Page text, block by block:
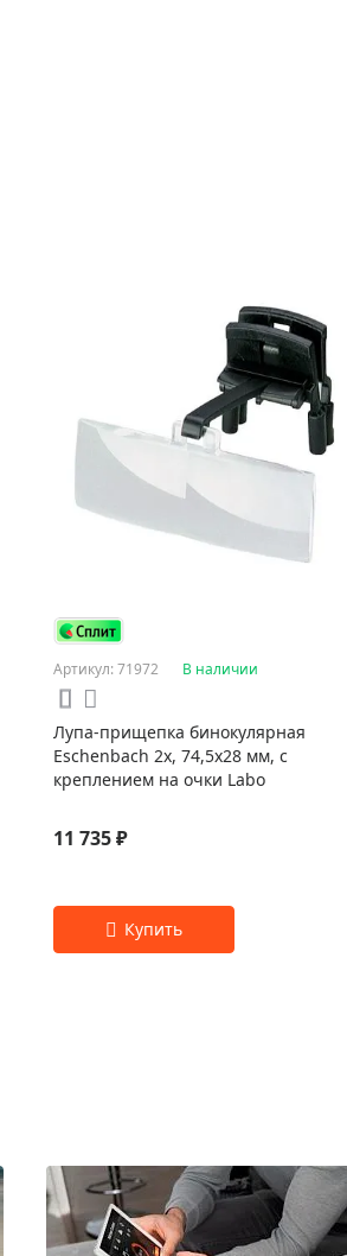
Артикул: 71972 В наличии
Лупа-прищепка бинокулярная
Eschenbach 2x, 74,5x28 мм, с
креплением на очки Labo
11 735 ₽